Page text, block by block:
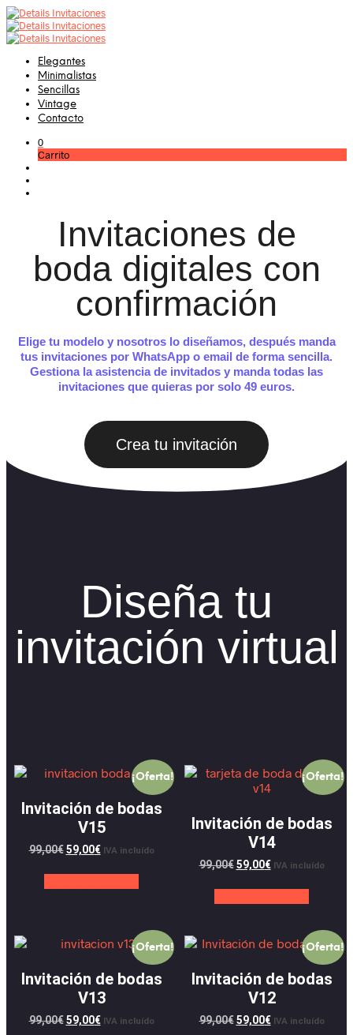
Elegantes
Minimalistas
Sencillas
Vintage
Contacto
0
Carrito
Invitaciones de
boda digitales con
confirmación
Elige tu modelo y nosotros lo diseñamos, después manda
tus invitaciones por WhatsApp o email de forma sencilla.
Gestiona la asistencia de invitados y manda todas las
invitaciones que quieras por solo 49 euros.
Crea tu invitación
Diseña tu
invitación virtual
¡Oferta!
Invitación de bodas
V15
99,00€ 59,00€ IVA incluído
¡Oferta!
Invitación de bodas
V14
99,00€ 59,00€ IVA incluído
¡Oferta!
Invitación de bodas
V13
99,00€ 59,00€ IVA incluído
¡Oferta!
Invitación de bodas
V12
99,00€ 59,00€ IVA incluído